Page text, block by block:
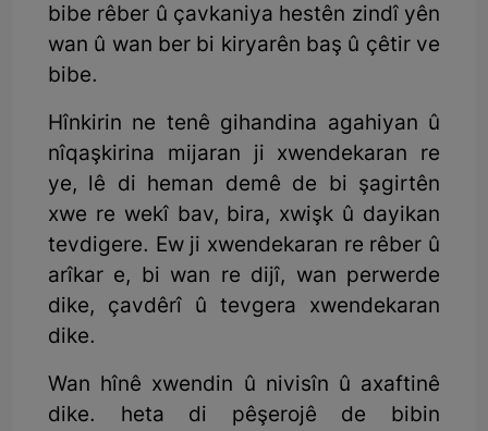
bibe rêber û çavkaniya hestên zindî yên
wan û wan ber bi kiryarên baş û çêtir ve
bibe.
Hînkirin ne tenê gihandina agahiyan û
nîqaşkirina mijaran ji xwendekaran re
ye, lê di heman demê de bi şagirtên
xwe re wekî bav, bira, xwişk û dayikan
tevdigere. Ew ji xwendekaran re rêber û
arîkar e, bi wan re dijî, wan perwerde
dike, çavdêrî û tevgera xwendekaran
dike.
Wan hînê xwendin û nivisîn û axaftinê
dike. heta di pêşerojê de bibin